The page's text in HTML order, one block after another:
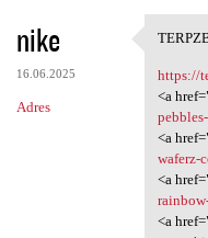
a
r
z
nike
16.06.2025
Adres
https://
<a
<a
waferz-
<a
<a